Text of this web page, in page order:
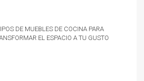
de muebles de cocina para
el espacio a tu gusto